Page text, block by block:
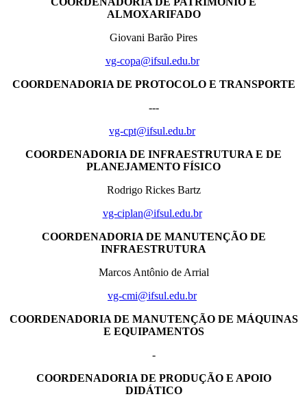
ALMOXARIFADO
Giovani Barão Pires
vg-copa@ifsul.edu.br
COORDENADORIA DE PROTOCOLO E TRANSPORTE
---
vg-cpt@ifsul.edu.br
COORDENADORIA DE INFRAESTRUTURA E DE
PLANEJAMENTO FÍSICO
Rodrigo Rickes Bartz
vg-ciplan@ifsul.edu.br
COORDENADORIA DE MANUTENÇÃO DE
INFRAESTRUTURA
Marcos Antônio de Arrial
vg-cmi@ifsul.edu.br
COORDENADORIA DE MANUTENÇÃO DE MÁQUINAS
E EQUIPAMENTOS
-
COORDENADORIA DE PRODUÇÃO E APOIO
DIDÁTICO